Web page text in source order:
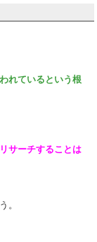
れているという根
サーチすることは
。